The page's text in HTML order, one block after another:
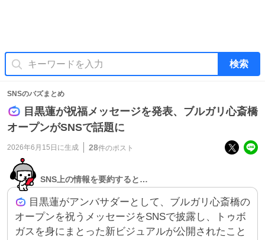
検索
SNSのバズまとめ
目黒蓮が祝福メッセージを発表、ブルガリ心斎橋
オープンがSNSで話題に
2026年6月15日 に生成 28件のポスト
SNS上の情報を要約すると…
目黒蓮がアンバサダーとして、ブルガリ心斎橋の
オープンを祝うメッセージをSNSで披露し、トゥボ
ガスを身にまとった新ビジュアルが公開されたこと